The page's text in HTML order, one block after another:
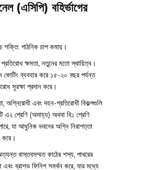
(এসিপি) বহির্ভাগের
গাঠনিক চাপ কমায়।
ক্ষমতা, নতুনের মতো স্থায়িত্ব।
কোটিং ব্যবহার করে ১৫-২০ বছর পর্যন্ত
সুরক্ষা প্রদান করে।
অগ্নিরোধী এবং দহন-প্রতিরোধী বিকল্পগুলি
এ২ শ্রেণি (অদাহ্য) অথবা বি১ শ্রেণি
যা আধুনিক ভবনের অগ্নি নিরাপত্তা
করে।
বাস্তবসম্মত কাঠের শস্য, পাথরের
এবং ব্রাশড ফিনিশ সমর্থন করে, যার মধ্যে